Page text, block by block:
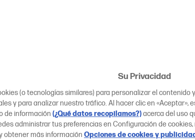
Su Privacidad
(o tecnologías similares) para personalizar el contenido
y para analizar nuestro tráfico. Al hacer clic en «Aceptar»,
de información (¿Qué datos recopilamos?)acerca del uso
administrar tus preferencias en Configuración de
obtener más información Opciones de cookies y publicidad